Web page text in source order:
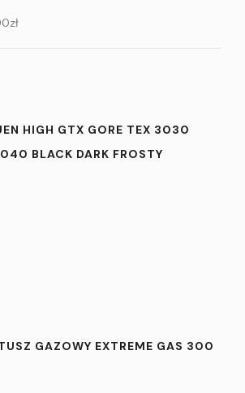
zł
HIGH GTX GORE TEX 3030
BLACK DARK FROSTY
GAZOWY EXTREME GAS 300